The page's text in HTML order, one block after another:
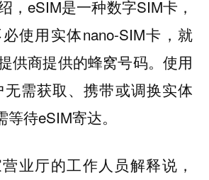
，eSIM是一种数字SIM卡，
使用实体nano-SIM卡，就
供商提供的蜂窝号码。使用
无需获取、携带或调换实体
待eSIM寄达。
业厅的工作人员解释说，